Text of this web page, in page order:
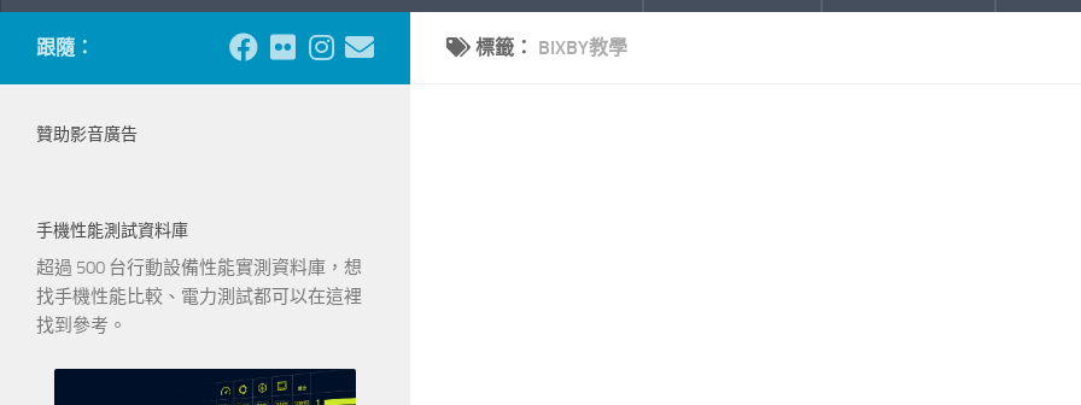
標籤： BIXBY教學
跟隨：
贊助影音廣告
手機性能測試資料庫
超過 500 台行動設備性能實測資料庫，想
找手機性能比較、電力測試都可以在這裡
找到參考。